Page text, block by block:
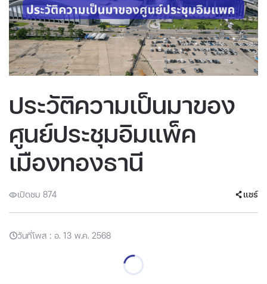
ประวัติความเป็นมาของ
ศูนย์ประชุมอิมแพ็ค
เมืองทองธานี
เปิดชม 874 แชร์
วันที่โพส : อ. 13 พ.ค. 2568